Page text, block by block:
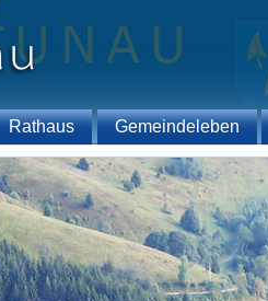
Rathaus Gemeindeleben